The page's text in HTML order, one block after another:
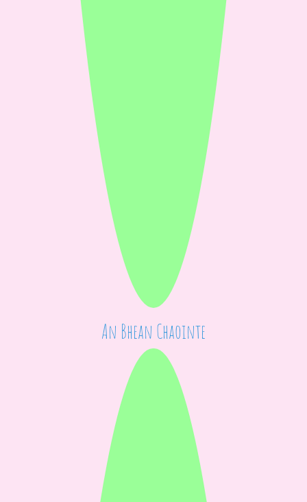
An Bhean Chaointe